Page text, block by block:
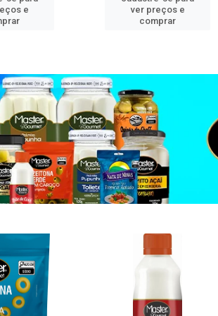
e
ver preços e
comprar